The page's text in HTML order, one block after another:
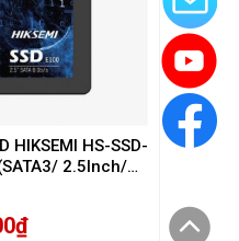
HIKSEMI HS-SSD-
2.5Inch/